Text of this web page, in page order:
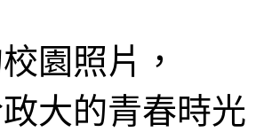
園照片，
大的青春時光